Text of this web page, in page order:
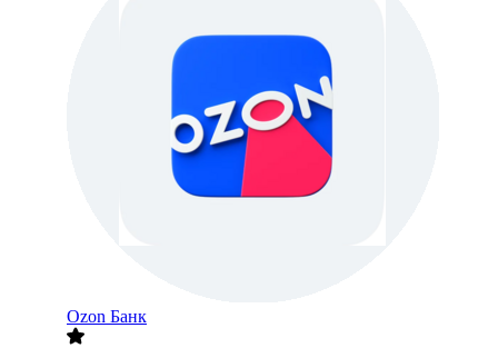
Ozon Банк